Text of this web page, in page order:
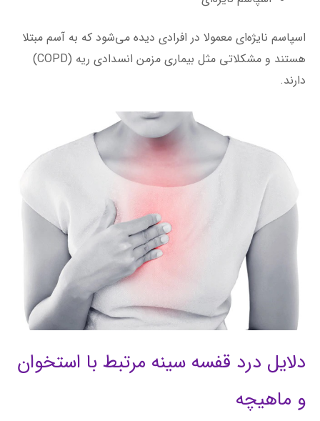
اسپاسم نایژه‌ای معمولا در افرادی دیده می‌شود که به آسم مبتلا
هستند و مشکلاتی مثل بیماری مزمن انسدادی ریه (COPD)
دارند.
دلایل درد قفسه سینه مرتبط با استخوان
و ماهیچه